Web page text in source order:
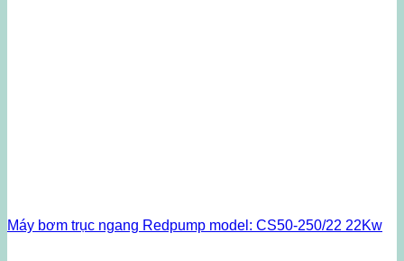
Máy bơm trục ngang Redpump model: CS50-250/22 22Kw